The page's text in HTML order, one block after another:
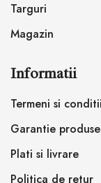
Targuri
Magazin
Informatii
Termeni si conditii
Garantie produse
Plati si livrare
Politica de retur